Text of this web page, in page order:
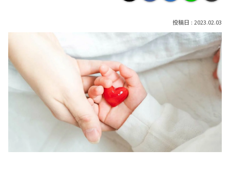
2023.02.03